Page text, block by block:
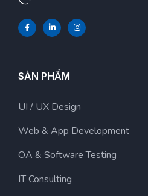
SẢN PHẨM
UI / UX Design
Web & App Development
OA & Software Testing
IT Consulting